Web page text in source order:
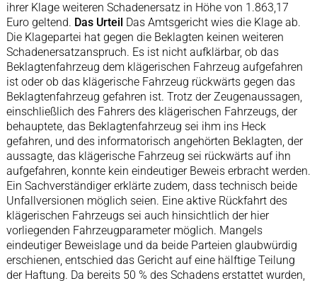
ihrer Klage weiteren Schadenersatz in Höhe von 1.863,17
Euro geltend. Das Urteil Das Amtsgericht wies die Klage ab.
Die Klagepartei hat gegen die Beklagten keinen weiteren
Schadenersatzanspruch. Es ist nicht aufklärbar, ob das
Beklagtenfahrzeug dem klägerischen Fahrzeug aufgefahren
ist oder ob das klägerische Fahrzeug rückwärts gegen das
Beklagtenfahrzeug gefahren ist. Trotz der Zeugenaussagen,
einschließlich des Fahrers des klägerischen Fahrzeugs, der
behauptete, das Beklagtenfahrzeug sei ihm ins Heck
gefahren, und des informatorisch angehörten Beklagten, der
aussagte, das klägerische Fahrzeug sei rückwärts auf ihn
aufgefahren, konnte kein eindeutiger Beweis erbracht werden.
Ein Sachverständiger erklärte zudem, dass technisch beide
Unfallversionen möglich seien. Eine aktive Rückfahrt des
klägerischen Fahrzeugs sei auch hinsichtlich der hier
vorliegenden Fahrzeugparameter möglich. Mangels
eindeutiger Beweislage und da beide Parteien glaubwürdig
erschienen, entschied das Gericht auf eine hälftige Teilung
der Haftung. Da bereits 50 % des Schadens erstattet wurden,